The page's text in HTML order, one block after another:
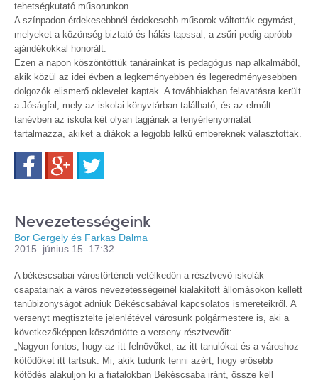
tehetségkutató műsorunkon.
A színpadon érdekesebbnél érdekesebb műsorok váltották egymást,
melyeket a közönség biztató és hálás tapssal, a zsűri pedig apróbb
ajándékokkal honorált.
Ezen a napon köszöntöttük tanárainkat is pedagógus nap alkalmából,
akik közül az idei évben a legkeményebben és legeredményesebben
dolgozók elismerő oklevelet kaptak. A továbbiakban felavatásra került
a Jóságfal, mely az iskolai könyvtárban található, és az elmúlt
tanévben az iskola két olyan tagjának a tenyérlenyomatát
tartalmazza, akiket a diákok a legjobb lelkű embereknek választottak.
FacebookGoogle+
Nevezetességeink
Bor Gergely és Farkas Dalma
2015. június 15. 17:32
A békéscsabai várostörténeti vetélkedőn a résztvevő iskolák
csapatainak a város nevezetességeinél kialakított állomásokon kellett
tanúbizonyságot adniuk Békéscsabával kapcsolatos ismereteikről. A
versenyt megtisztelte jelenlétével városunk polgármestere is, aki a
következőképpen köszöntötte a verseny résztvevőit:
„Nagyon fontos, hogy az itt felnövőket, az itt tanulókat és a városhoz
kötődőket itt tartsuk. Mi, akik tudunk tenni azért, hogy erősebb
kötődés alakuljon ki a fiatalokban Békéscsaba iránt, össze kell